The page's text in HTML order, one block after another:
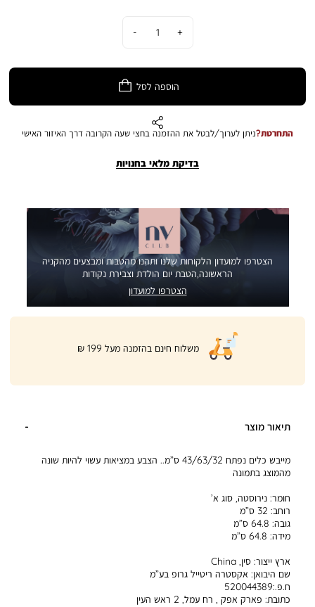
הוספה לסל
התחרטת?ניתן לערוך/לבטל את ההזמנה בחצי שעה הקרובה דרך האיזור האישי
בדיקת מלאי בחנויות
הצטרפו למועדון הלקוחות שלנו ותהנו מהטבות ומבצעים מהקניה
הראשונה,הטבת יום הולדת וצבירת נקודות
הצטרפו למועדון
|
product
page
banner
משלוח חינם בהזמנה מעל 199 ₪
תיאור מוצר
מייבש כלים נפתח 43/63/32 ס”מ.. הצבע במציאות עשוי להיות שונה
מהמוצג בתמונה
חומר: נירוסטה, סוג א’
רוחב: 32 ס”מ
גובה: 64.8 ס”מ
מידה: 64.8 ס”מ
ארץ ייצור: סין, China
שם היבואן: אקסטרה ריטייל גרופ בע”מ
ח.פ.:520044389
כתובת: פארק אפק , רח עמל, 2 ראש העין